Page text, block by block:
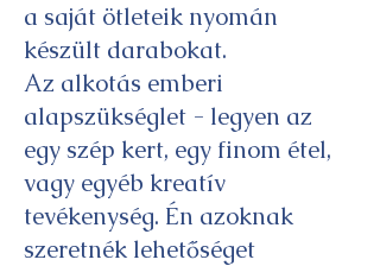
a saját ötleteik nyomán
készült darabokat.
Az alkotás emberi
alapszükséglet - legyen az
egy szép kert, egy finom étel,
vagy egyéb kreatív
tevékenység. Én azoknak
szeretnék lehetőséget